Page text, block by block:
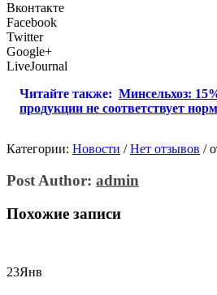
Вконтакте
Facebook
Twitter
Google+
LiveJournal
Читайте также: Минсельхоз:
продукции не соответствует
Категории: Новости / Нет отзывов /
Post Author: admin
Похожие записи
23Янв